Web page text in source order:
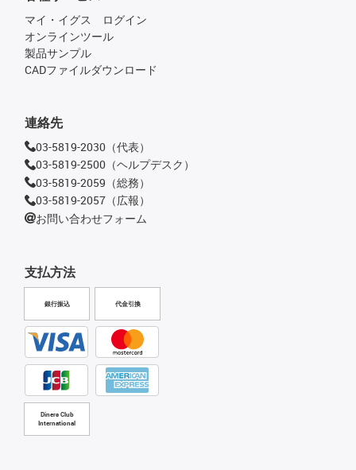
支払方法
銀行振込 代金引換
Diners Club
International
マイ・イグス ログイン
オンラインツール
製品サンプル
CADファイルダウンロード
連絡先
03-5819-2030（代表）
03-5819-2500（ヘルプデスク）
03-5819-2059（総務）
03-5819-2057（広報）
お問い合わせフォーム